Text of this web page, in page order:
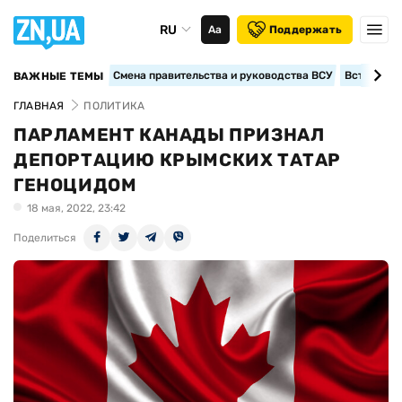
RU Аа Поддержать
ВАЖНЫЕ ТЕМЫ Смена правительства и руководства ВСУ
ГЛАВНАЯ ПОЛИТИКА
ПАРЛАМЕНТ КАНАДЫ ПРИЗНАЛ
ДЕПОРТАЦИЮ КРЫМСКИХ ТАТАР
ГЕНОЦИДОМ
18 мая, 2022, 23:42
Поделиться